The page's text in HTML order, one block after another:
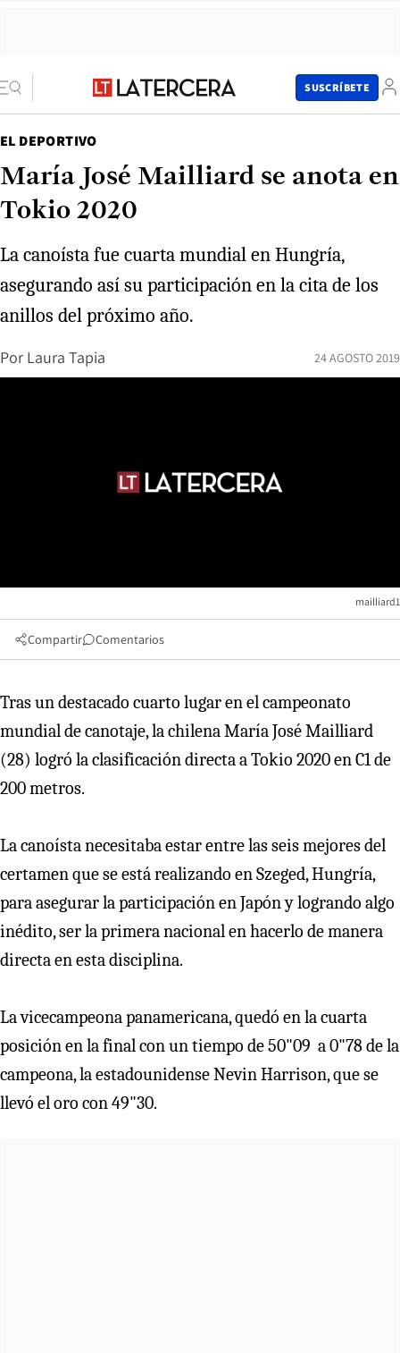
SUSCRÍBETE
EL DEPORTIVO
María José Mailliard se anota en
Tokio 2020
La canoísta fue cuarta mundial en Hungría,
asegurando así su participación en la cita de los
anillos del próximo año.
Por Laura Tapia 24 AGOSTO 2019
mailliard1
Compartir Comentarios
Tras un destacado cuarto lugar en el campeonato
mundial de canotaje, la chilena María José Mailliard
(28) logró la clasificación directa a Tokio 2020 en C1 de
200 metros.
La canoísta necesitaba estar entre las seis mejores del
certamen que se está realizando en Szeged, Hungría,
para asegurar la participación en Japón y logrando algo
inédito, ser la primera nacional en hacerlo de manera
directa en esta disciplina.
La vicecampeona panamericana, quedó en la cuarta
posición en la final con un tiempo de 50"09 a 0"78 de la
campeona, la estadounidense Nevin Harrison, que se
llevó el oro con 49"30.